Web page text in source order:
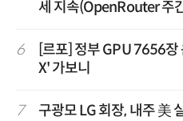
세 지속(OpenRouter 주
6
[르포] 정부 GPU 7656
X' 가보니
7 구광모 LG 회장, 내주 美